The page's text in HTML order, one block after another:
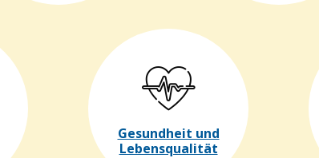
Gesundheit und
Lebensqualität